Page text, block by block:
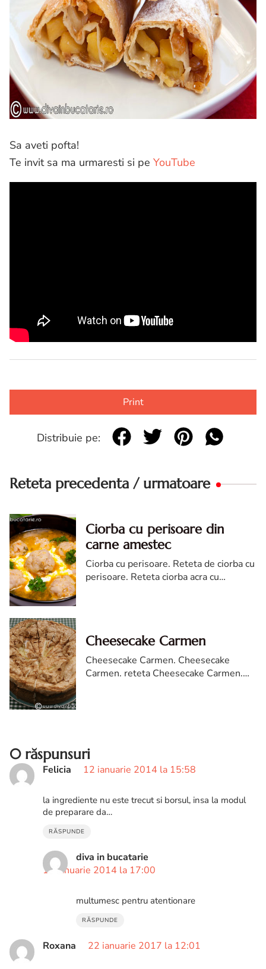
Sa aveti pofta!
Te invit sa ma urmaresti si pe YouTube
Print
Distribuie pe:
Reteta precedenta / urmatoare
Ciorba cu perisoare din
carne amestec
Ciorba cu perisoare. Reteta de ciorba cu
perisoare. Reteta ciorba acra cu
Cheesecake Carmen
Cheesecake Carmen. Cheesecake
Carmen. reteta Cheesecake Carmen.
0 răspunsuri
Felicia 12 ianuarie 2014 la 15:58
la ingrediente nu este trecut si borsul, insa la modul
de preparare da…
RĂSPUNDE
diva in bucatarie
12 ianuarie 2014 la 17:00
multumesc pentru atentionare
RĂSPUNDE
Roxana 22 ianuarie 2017 la 12:01